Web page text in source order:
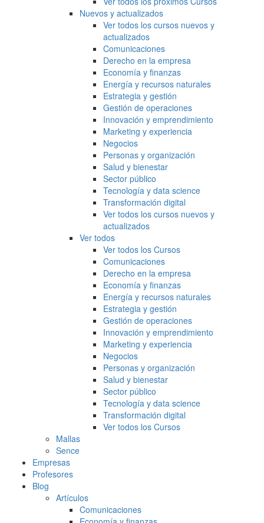
Nuevos y actualizados
Ver todos los cursos nuevos y
actualizados
Comunicaciones
Derecho en la empresa
Economía y finanzas
Energía y recursos naturales
Estrategia y gestión
Gestión de operaciones
Innovación y emprendimiento
Marketing y experiencia
Negocios
Personas y organización
Salud y bienestar
Sector público
Tecnología y data science
Transformación digital
Ver todos los cursos nuevos y
actualizados
Ver todos
Ver todos los Cursos
Comunicaciones
Derecho en la empresa
Economía y finanzas
Energía y recursos naturales
Estrategia y gestión
Gestión de operaciones
Innovación y emprendimiento
Marketing y experiencia
Negocios
Personas y organización
Salud y bienestar
Sector público
Tecnología y data science
Transformación digital
Ver todos los Cursos
Mallas
Sence
Empresas
Profesores
Blog
Artículos
Comunicaciones